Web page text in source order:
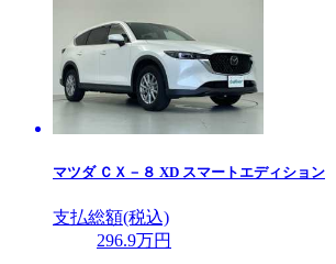
マツダ ＣＸ－８ XD スマートエディション
支払総額(税込)
296.9万円